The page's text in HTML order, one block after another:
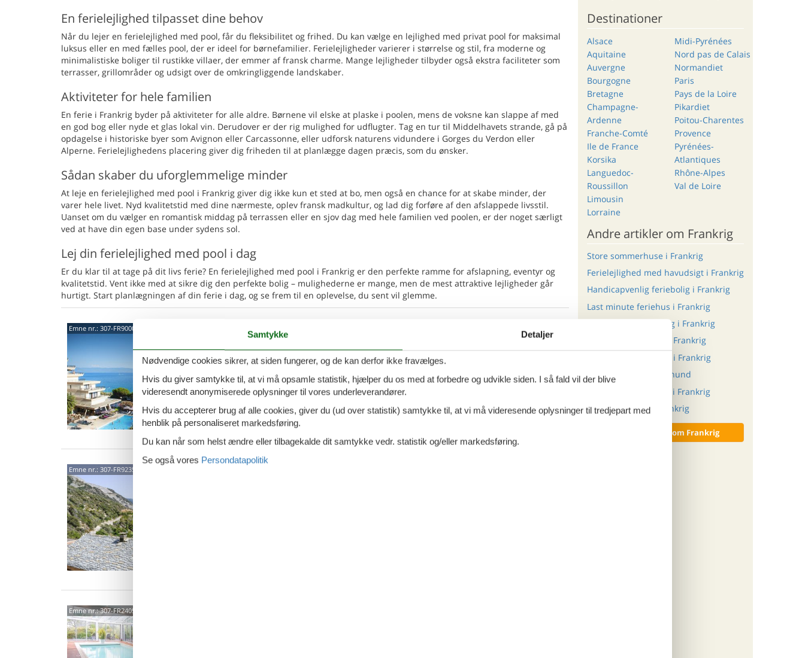
En ferielejlighed tilpasset dine behov
Når du lejer en ferielejlighed med pool, får du fleksibilitet og frihed. Du kan vælge en lejlighed med privat pool for maksimal
luksus eller en med fælles pool, der er ideel for børnefamilier. Ferielejligheder varierer i størrelse og stil, fra moderne og
minimalistiske boliger til rustikke villaer, der emmer af fransk charme. Mange lejligheder tilbyder også ekstra faciliteter som
terrasser, grillområder og udsigt over de omkringliggende landskaber.
Aktiviteter for hele familien
En ferie i Frankrig byder på aktiviteter for alle aldre. Børnene vil elske at plaske i poolen, mens de voksne kan slappe af med
en god bog eller nyde et glas lokal vin. Derudover er der rig mulighed for udflugter. Tag en tur til Middelhavets strande, gå på
opdagelse i historiske byer som Avignon eller Carcassonne, eller udforsk naturens vidundere i Gorges du Verdon eller
Alperne. Ferielejlighedens placering giver dig friheden til at planlægge dagen præcis, som du ønsker.
Sådan skaber du uforglemmelige minder
At leje en ferielejlighed med pool i Frankrig giver dig ikke kun et sted at bo, men også en chance for at skabe minder, der
varer hele livet. Nyd kvalitetstid med dine nærmeste, oplev fransk madkultur, og lad dig forføre af den afslappede livsstil.
Uanset om du vælger en romantisk middag på terrassen eller en sjov dag med hele familien ved poolen, er der noget særligt
ved at have din egen base under sydens sol.
Lej din ferielejlighed med pool i dag
Er du klar til at tage på dit livs ferie? En ferielejlighed med pool i Frankrig er den perfekte ramme for afslapning, eventyr og
kvalitetstid. Vent ikke med at sikre dig den perfekte bolig – mulighederne er mange, men de mest attraktive lejligheder går
hurtigt. Start planlægningen af din ferie i dag, og se frem til en oplevelse, du sent vil glemme.
Emne nr.: 307-FR9000.604.2 20000 - Ajaccio
4,3
1 soveværelse
1 badeværelse
Vand 100
Tilføj til favoritter
7 overnatninger
Inkl. rengøring og forsikring
Emne nr.: 307-FR9235.650.1
Emne nr.:307-FR2405.633.1
Destinationer
Alsace
Aquitaine
Auvergne
Bourgogne
Bretagne
Champagne-
Ardenne
Franche-Comté
Ile de France
Korsika
Languedoc-
Roussillon
Limousin
Lorraine
Midi-Pyrénées
Nord pas de Calais
Normandiet
Paris
Pays de la Loire
Pikardiet
Poitou-Charentes
Provence
Pyrénées-
Atlantiques
Rhône-Alpes
Val de Loire
Andre artikler om Frankrig
Store sommerhuse i Frankrig
Ferielejlighed med havudsigt i Frankrig
Handicapvenlig feriebolig i Frankrig
Last minute feriehus i Frankrig
Last minute feriebolig i Frankrig
Feriehus med hund i Frankrig
Feriebolig med hund i Frankrig
Ferie i Frankrig med hund
Luksus ferielejlighed i Frankrig
Luksus poolhus i Frankrig
Vis alle artikler om Frankrig
Samtykke Detaljer
Nødvendige cookies sikrer, at siden fungerer, og de kan derfor ikke fravælges.
Hvis du giver samtykke til, at vi må opsamle statistik, hjælper du os med at forbedre og udvikle siden. I så fald vil der blive
videresendt anonymiserede oplysninger til vores underleverandører.
Hvis du accepterer brug af alle cookies, giver du (ud over statistik) samtykke til, at vi må videresende oplysninger til tredjepart med
henblik på personaliseret markedsføring.
Du kan når som helst ændre eller tilbagekalde dit samtykke vedr. statistik og/eller markedsføring.
Se også vores Persondatapolitik